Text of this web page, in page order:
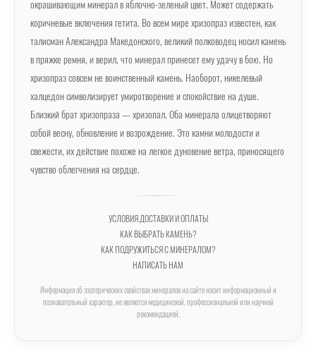
окрашивающим минерал в яблочно-зеленый цвет. Может содержать
коричневые включения гетита. Во всем мире хризопраз известен, как
талисман Александра Македонского, великий полководец носил камень
в пряжке ремня, и верил, что минерал принесет ему удачу в бою. Но
хризопраз совсем не воинственный камень. Наоборот, никелевый
халцедон символизирует умиротворение и спокойствие на душе.
Близкий брат хризопраза — хризопал. Оба минерала олицетворяют
собой весну, обновление и возрождение. Это камни молодости и
свежести, их действие похоже на легкое дуновение ветра, приносящего
чувство облегчения на сердце.
УСЛОВИЯ ДОСТАВКИ И ОПЛАТЫ
КАК ВЫБРАТЬ КАМЕНЬ?
КАК ПОДРУЖИТЬСЯ С МИНЕРАЛОМ?
НАПИСАТЬ НАМ
Информация об эзотерических свойствах минералов на сайте носит информационный и
познавательный характер, не является медицинской, профессиональной или научной
рекомендацией.